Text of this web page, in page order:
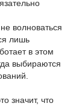
волноваться
лишь
в этом
выбираются
значит, что